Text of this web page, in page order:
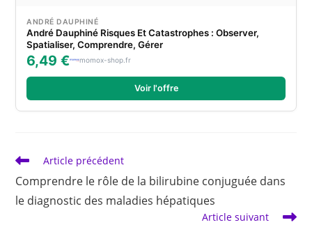
ANDRÉ DAUPHINÉ
André Dauphiné Risques Et Catastrophes : Observer,
Spatialiser, Comprendre, Gérer
6,49 € momox-shop.fr
Voir l'offre
Read
articles
Article précédent
Comprendre le rôle de la bilirubine conjuguée dans
le diagnostic des maladies hépatiques
Article suivant